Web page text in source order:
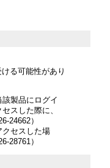
る可能性があり
製品にログイ
スした際に、
24662）
クセスした場
28761）